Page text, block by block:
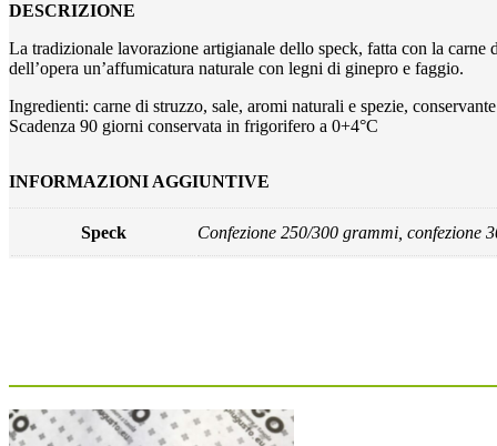
DESCRIZIONE
La tradizionale lavorazione artigianale dello speck, fatta con la
dell’opera un’affumicatura naturale con legni di ginepro e faggio.
Ingredienti: carne di struzzo, sale, aromi naturali e spezie,
Scadenza 90 giorni conservata in frigorifero a 0+4°C
INFORMAZIONI AGGIUNTIVE
Speck Confezione 250/300 grammi, confezione